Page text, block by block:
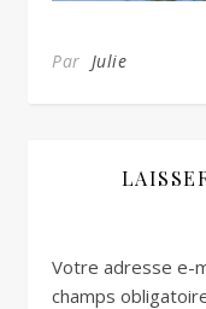
Par Julie
Votre adresse e-
champs